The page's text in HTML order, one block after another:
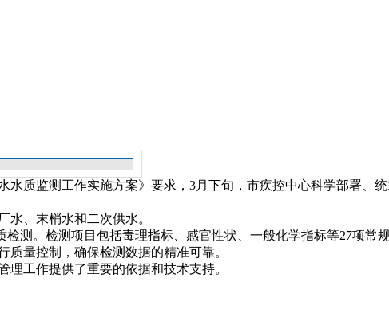
质监测工作实施方案》要求，3月下旬，市疾控中心科学部署、
水、末梢水和二次供水。
测。检测项目包括毒理指标、感官性状、一般化学指标等27项常
量控制，确保检测数据的精准可靠。
工作提供了重要的依据和技术支持。